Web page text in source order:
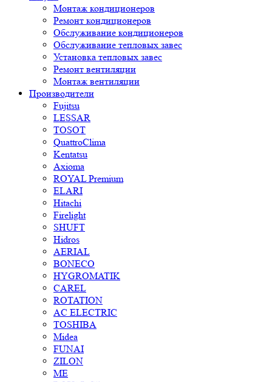
Монтаж кондиционеров
Ремонт кондиционеров
Обслуживание кондиционеров
Обслуживание тепловых завес
Установка тепловых завес
Ремонт вентиляции
Монтаж вентиляции
Производители
Fujitsu
LESSAR
TOSOT
QuattroClima
Kentatsu
Axioma
ROYAL Premium
ELARI
Hitachi
Firelight
SHUFT
Hidros
AERIAL
BONECO
HYGROMATIK
CAREL
ROTATION
AC ELECTRIC
TOSHIBA
Midea
FUNAI
ZILON
ME